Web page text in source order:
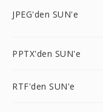
JPEG'den SUN'e
PPTX'den SUN'e
RTF'den SUN'e